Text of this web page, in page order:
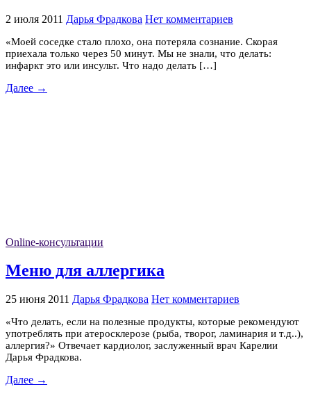
2 июля 2011 Дарья Фрадкова Нет комментариев
«Моей соседке стало плохо, она потеряла сознание. Скорая
приехала только через 50 минут. Мы не знали, что делать:
инфаркт это или инсульт. Что надо делать […]
Далее →
Online-консультации
Меню для аллергика
25 июня 2011 Дарья Фрадкова Нет комментариев
«Что делать, если на полезные продукты, которые рекомендуют
употреблять при атеросклерозе (рыба, творог, ламинария и т.д..),
аллергия?» Отвечает кардиолог, заслуженный врач Карелии
Дарья Фрадкова.
Далее →